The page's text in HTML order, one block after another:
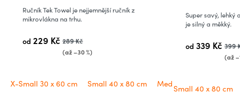
produktu
je
z
od 229 Kč 289 Kč
(až –30 %)
Ručník Tek Towel je nejjemnější ručník z
mikrovlákna na trhu.
X-Small 30 x 60 cm Small 40 x 80 cm Medium 50 x 100 cm
od 339 Kč 399
(až
Super savý, lehký
je silný a měkký.
Small 40 x 80 cm